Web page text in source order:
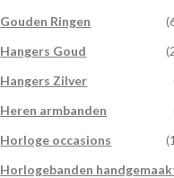
Gouden Ringen
Hangers Goud
Hangers Zilver
Heren armbanden
Horloge occasions
Horlogebanden